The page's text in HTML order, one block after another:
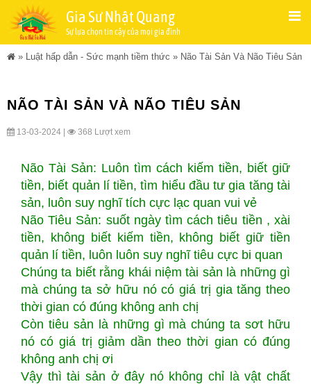
Gia Sư Nhật Quang
Sự lựa chọn tin cậy của mọi gia đình
» Luật hấp dẫn - Sức mạnh tiềm thức » Não Tài Sản Và Não Tiêu Sản
NÃO TÀI SẢN VÀ NÃO TIÊU SẢN
13-03-2024 | 368 Lượt xem
Não Tài Sản: Luôn tìm cách kiếm tiền, biết giữ
tiền, biết quản lí tiền, tìm hiểu đầu tư gia tăng tài
sản, luôn suy nghĩ tích cực lạc quan vui vẻ
Não Tiêu Sản: suốt ngày tìm cách tiêu tiền , xài
tiền, không biết kiếm tiền, không biết giữ tiền
quản lí tiền, luôn luôn suy nghĩ tiêu cực bi quan
Chúng ta biết rằng khái niệm tài sản là những gì
mà chúng ta sở hữu nó có giá trị gia tăng theo
thời gian có đúng không anh chị
Còn tiêu sản là những gì mà chúng ta sơt hữu
nó có giá trị giảm dần theo thời gian có đúng
không anh chị ơi
Vậy thì tài sản ở đây nó không chỉ là vật chất